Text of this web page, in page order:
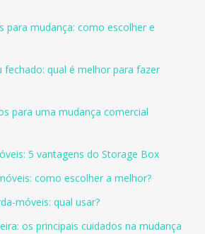
para mudança: como escolher e
qual é melhor para fazer
para uma mudança comercial
5 vantagens do Storage Box
como escolher a melhor?
móveis: qual usar?
os principais cuidados na mudança